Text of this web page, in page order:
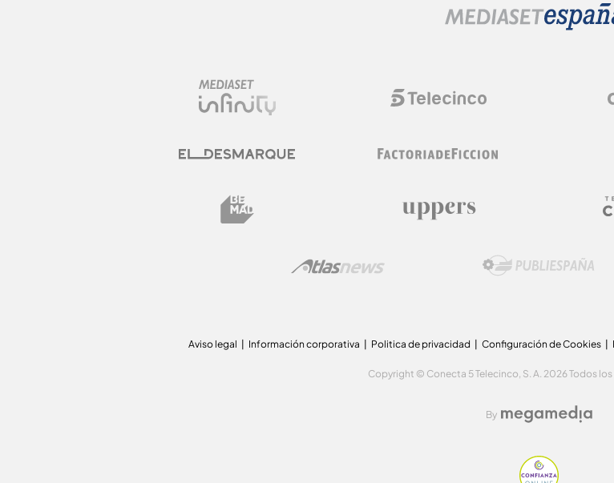
Aviso legal Información corporativa Politica de privacidad Configuración de Cookies
Copyright © Conecta 5 Telecinco, S. A. 2026 Todos
By